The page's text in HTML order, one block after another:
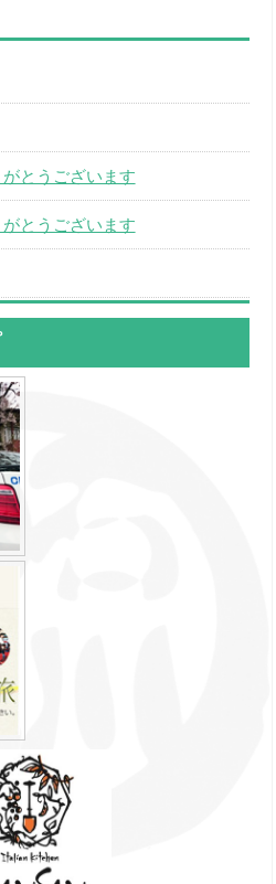
とうございます
とうございます